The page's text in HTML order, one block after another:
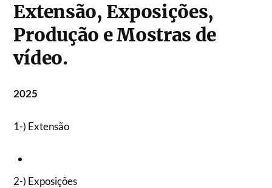
Extensão, Exposições,
Produção e Mostras de
vídeo.
2025
1-) Extensão
2-) Exposições